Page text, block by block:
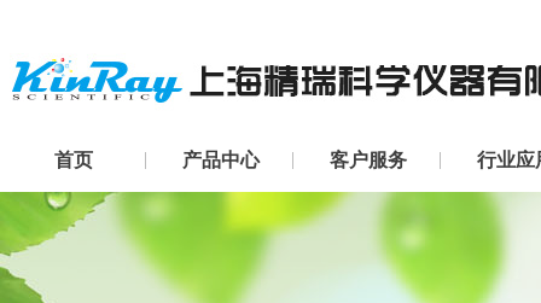
首页 产品中心 客户服务 行业应